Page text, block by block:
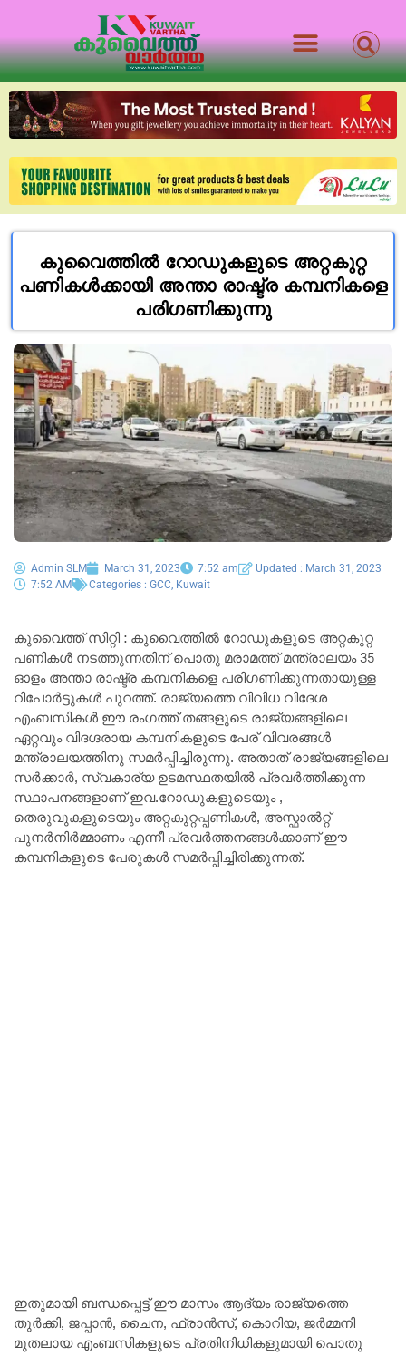
കുവൈത്തിൽ റോഡുകളുടെ അറ്റകുറ്റ
പണികൾക്കായി അന്താ രാഷ്ട്ര കമ്പനികളെ
പരിഗണിക്കുന്നു
Admin SLM March 31, 2023 7:52 am
Updated : March 31, 2023
7:52 AM
Categories : GCC Kuwait
കുവൈത്ത് സിറ്റി : കുവൈത്തിൽ റോഡുകളുടെ അറ്റകുറ്റ
പണികൾ നടത്തുന്നതിന് പൊതു മരാമത്ത് മന്ത്രാലയം 35
ഓളം അന്താ രാഷ്ട്ര കമ്പനികളെ പരിഗണിക്കുന്നതായുള്ള
റിപോർട്ടുകൾ പുറത്ത്. രാജ്യത്തെ വിവിധ വിദേശ
എംബസികൾ ഈ രംഗത്ത് തങ്ങളുടെ രാജ്യങ്ങളിലെ
ഏറ്റവും വിദഗ്ദരായ കമ്പനികളുടെ പേര് വിവരങ്ങൾ
മന്ത്രാലയത്തിനു സമർപ്പിച്ചിരുന്നു. അതാത് രാജ്യങ്ങളിലെ
സർക്കാർ, സ്വകാര്യ ഉടമസ്ഥതയിൽ പ്രവർത്തിക്കുന്ന
സ്ഥാപനങ്ങളാണ് ഇവ.റോഡുകളുടെയും ,
തെരുവുകളുടെയും അറ്റകുറ്റപ്പണികൾ, അസ്ഫാൽറ്റ്
പുനർനിർമ്മാണം എന്നീ പ്രവർത്തനങ്ങൾക്കാണ് ഈ
കമ്പനികളുടെ പേരുകൾ സമർപ്പിച്ചിരിക്കുന്നത്.
ഇതുമായി ബന്ധപ്പെട്ട് ഈ മാസം ആദ്യം രാജ്യത്തെ
തുർക്കി, ജപ്പാൻ, ചൈന, ഫ്രാൻസ്, കൊറിയ, ജർമ്മനി
മുതലായ എംബസികളുടെ പ്രതിനിധികളുമായി പൊതു